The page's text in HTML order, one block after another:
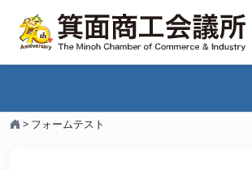
フォームテスト
> フォームテスト